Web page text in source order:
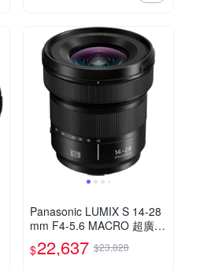
Panasonic LUMIX S 14-28
mm F4-5.6 MACRO 超廣角
變焦鏡頭 公司貨 S-R1428
$22,637 $23,828